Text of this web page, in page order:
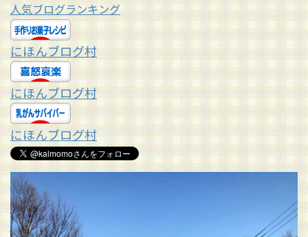
人気ブログランキング
にほんブログ村
にほんブログ村
にほんブログ村